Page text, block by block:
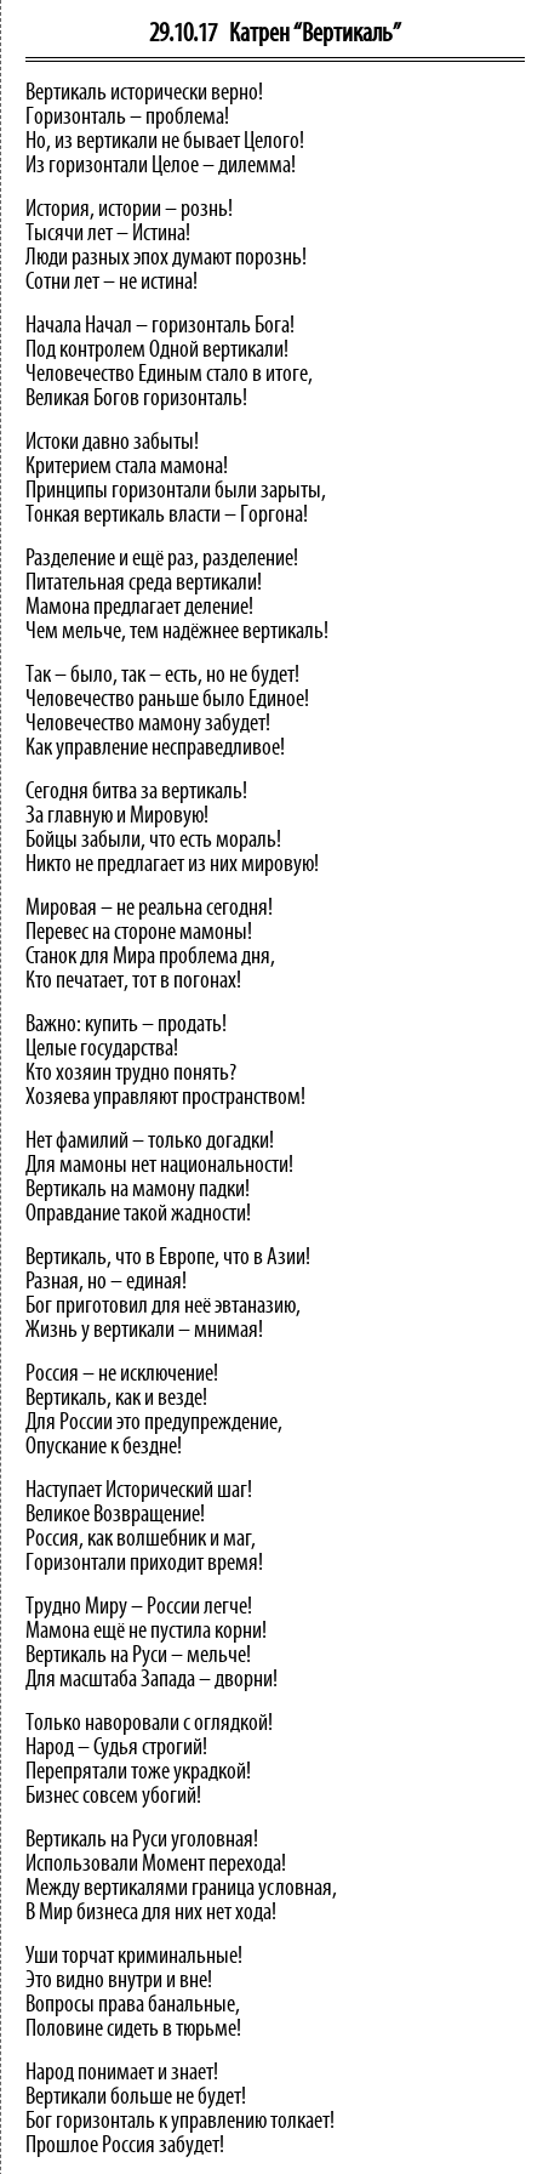
29.10.17 Катрен “Вертикаль”
Вертикаль исторически верно!
Горизонталь – проблема!
Но, из вертикали не бывает Целого!
Из горизонтали Целое – дилемма!
История, истории – рознь!
Тысячи лет – Истина!
Люди разных эпох думают порознь!
Сотни лет – не истина!
Начала Начал – горизонталь Бога!
Под контролем Одной вертикали!
Человечество Единым стало в итоге,
Великая Богов горизонталь!
Истоки давно забыты!
Критерием стала мамона!
Принципы горизонтали были зарыты,
Тонкая вертикаль власти – Горгона!
Разделение и ещё раз, разделение!
Питательная среда вертикали!
Мамона предлагает деление!
Чем мельче, тем надёжнее вертикаль!
Так – было, так – есть, но не будет!
Человечество раньше было Единое!
Человечество мамону забудет!
Как управление несправедливое!
Сегодня битва за вертикаль!
За главную и Мировую!
Бойцы забыли, что есть мораль!
Никто не предлагает из них мировую!
Мировая – не реальна сегодня!
Перевес на стороне мамоны!
Станок для Мира проблема дня,
Кто печатает, тот в погонах!
Важно: купить – продать!
Целые государства!
Кто хозяин трудно понять?
Хозяева управляют пространством!
Нет фамилий – только догадки!
Для мамоны нет национальности!
Вертикаль на мамону падки!
Оправдание такой жадности!
Вертикаль, что в Европе, что в Азии!
Разная, но – единая!
Бог приготовил для неё эвтаназию,
Жизнь у вертикали – мнимая!
Россия – не исключение!
Вертикаль, как и везде!
Для России это предупреждение,
Опускание к бездне!
Наступает Исторический шаг!
Великое Возвращение!
Россия, как волшебник и маг,
Горизонтали приходит время!
Трудно Миру – России легче!
Мамона ещё не пустила корни!
Вертикаль на Руси – мельче!
Для масштаба Запада – дворни!
Только наворовали с оглядкой!
Народ – Судья строгий!
Перепрятали тоже украдкой!
Бизнес совсем убогий!
Вертикаль на Руси уголовная!
Использовали Момент перехода!
Между вертикалями граница условная,
В Мир бизнеса для них нет хода!
Уши торчат криминальные!
Это видно внутри и вне!
Вопросы права банальные,
Половине сидеть в тюрьме!
Народ понимает и знает!
Вертикали больше не будет!
Бог горизонталь к управлению толкает!
Прошлое Россия забудет!